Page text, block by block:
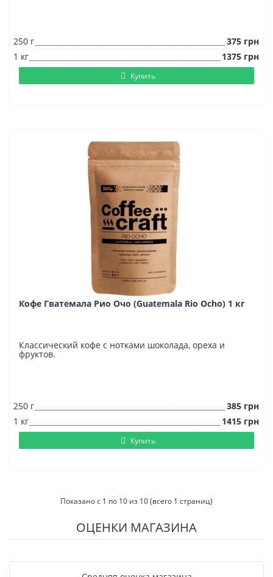
250 г
375 грн
1 кг
1375 грн
Купить
Кофе Гватемала Рио Очо (Guatemala Rio Ocho) 1 кг
Классический кофе с нотками шоколада, ореха и
фруктов.
250 г
385 грн
1 кг
1415 грн
Купить
Показано с 1 по 10 из 10 (всего 1 страниц)
ОЦЕНКИ МАГАЗИНА